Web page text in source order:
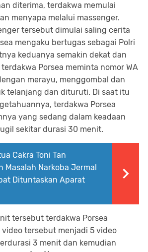
diterima, terdakwa memulai
menyapa melalui massenger.
tersebut dimulai saling cerita
mengaku bertugas sebagai Polri
keduanya semakin dekat dan
Porsea meminta nomor WA
merayu, menggombal dan
telanjang dan dituruti. Di saat itu
terdakwa Porsea
yang sedang dalam keadaan
sekitar durasi 30 menit.
Cakra Toni Tan
Masalah Narkoba Jermal
Dituntaskan Aparat
tersebut terdakwa Porsea
tersebut menjadi 5 video
3 menit dan kemudian